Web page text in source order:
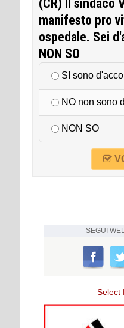
(CR) Il sindaco
manifesto pro
ospedale. Sei
NON SO
SI sono
NO non sono
NON SO
SEGUI
Select